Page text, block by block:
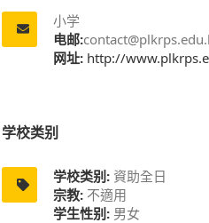
小学
电邮:
网址: http://
学校类别
学校类别: 資助全日
宗教: 不適用
学生性别: 男女